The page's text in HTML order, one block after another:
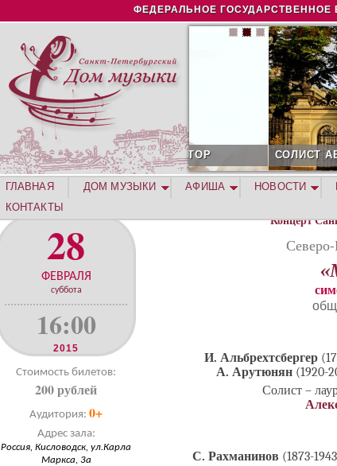
ФЕДЕРАЛЬНОЕ
СОЛИСТ АВГУСТА 2026
28
ФЕВРАЛЯ
суббота
16:00
2015
Стоимость билетов:
200 рублей
Аудитория: 0+
Адрес зала:
Россия, Кисловодск, ул.Карла
Маркса, 3а
Концерт
И. Альбрехтсбергер
А. Арутюнян (1920-
Солист –
С. Рахманинов (1873-
ГЛАВНАЯ ДОМ МУЗЫКИ АФИША НОВОСТИ
КОНТАКТЫ